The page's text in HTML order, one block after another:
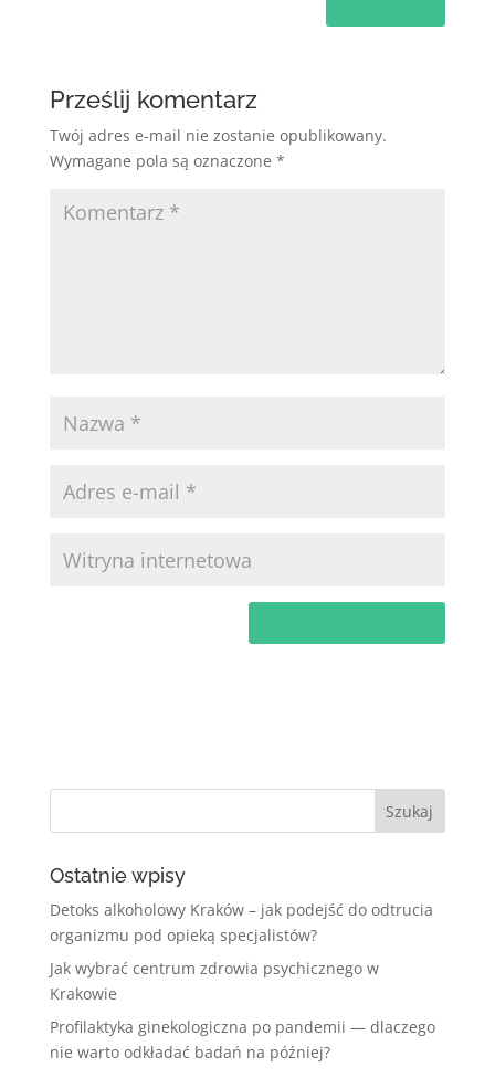
Prześlij komentarz
Twój adres e-mail nie zostanie opublikowany.
Wymagane pola są oznaczone *
Ostatnie wpisy
Detoks alkoholowy Kraków – jak podejść do odtrucia
organizmu pod opieką specjalistów?
Jak wybrać centrum zdrowia psychicznego w
Krakowie
Profilaktyka ginekologiczna po pandemii — dlaczego
nie warto odkładać badań na później?